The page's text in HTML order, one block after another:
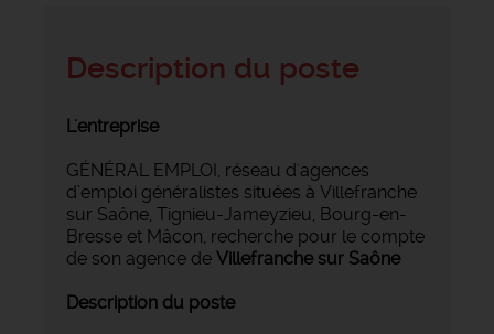
Description du poste
L'entreprise
GÉNÉRAL EMPLOI, réseau d'agences
d’emploi généralistes situées à Villefranche
sur Saône, Tignieu-Jameyzieu, Bourg-en-
Bresse et Mâcon, recherche pour le compte
de son agence de Villefranche sur Saône
Description du poste